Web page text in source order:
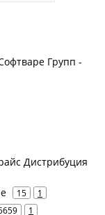
Групп -
Дистрибуция
15 1
1